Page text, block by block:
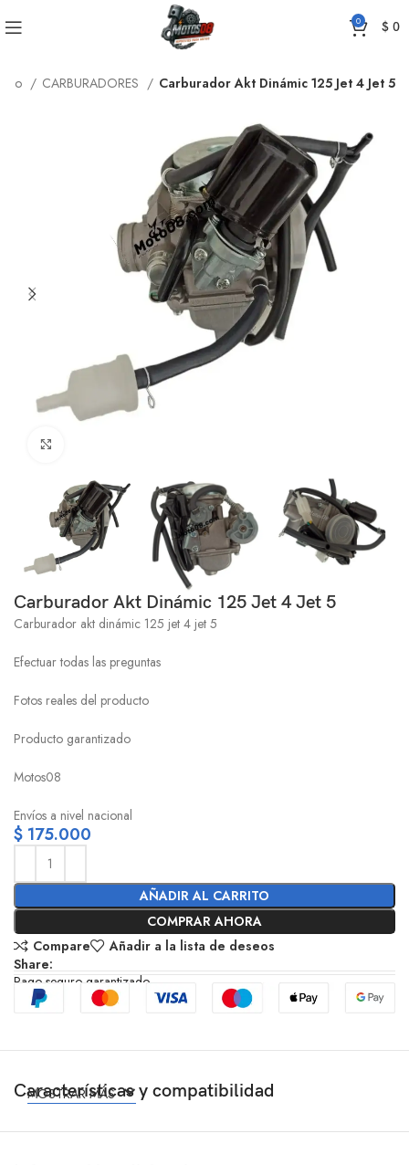
0 $0
CARBURADORES Carburador Akt Dinámic 125 Jet 4 Jet 5
Carburador Akt Dinámic 125 Jet 4 Jet 5
Carburador akt dinámic 125 jet 4 jet 5
Efectuar todas las preguntas
Fotos reales del producto
Producto garantizado
Motos08
Envíos a nivel nacional
$ 175.000
AÑADIR AL CARRITO
COMPRAR AHORA
Compare
Añadir a la lista de deseos
Share:
Pago seguro garantizado
Características y compatibilidad
MOSTRAR MÁS